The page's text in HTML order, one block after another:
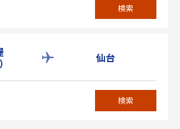
検索
仙台
検索